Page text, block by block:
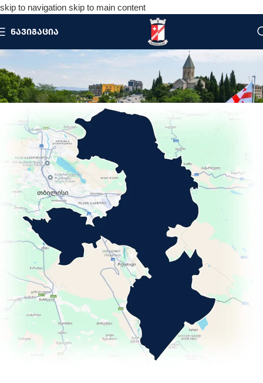
skip to navigation skip to main content
ᲜᲐᲕᲘᲒᲐᲪᲘᲐ
ᲧᲐᲠᲐᲗᲐᲙᲚᲘᲐ
მთავარი გარდაბანი/ ადმინისტრაციული
ერთეულები/ ყარათაკლია